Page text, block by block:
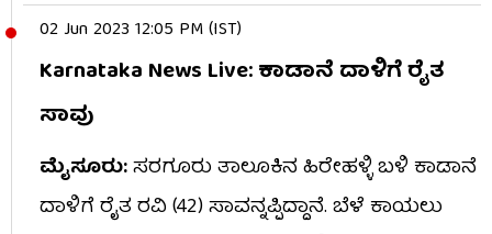
02 Jun 2023 12:05 PM (IST)
Karnataka News Live: ಕಾಡಾನೆ ದಾಳಿಗೆ ರೈತ
ಸಾವು
ಮೈಸೂರು:ಸರಗೂರು ತಾಲೂಕಿನ ಹಿರೇಹಳ್ಳಿ ಬಳಿ ಕಾಡಾನೆ
ದಾಳಿಗೆ ರೈತ ರವಿ (42) ಸಾವನ್ನಪ್ಪಿದ್ದಾನೆ. ಬೆಳೆ ಕಾಯಲು